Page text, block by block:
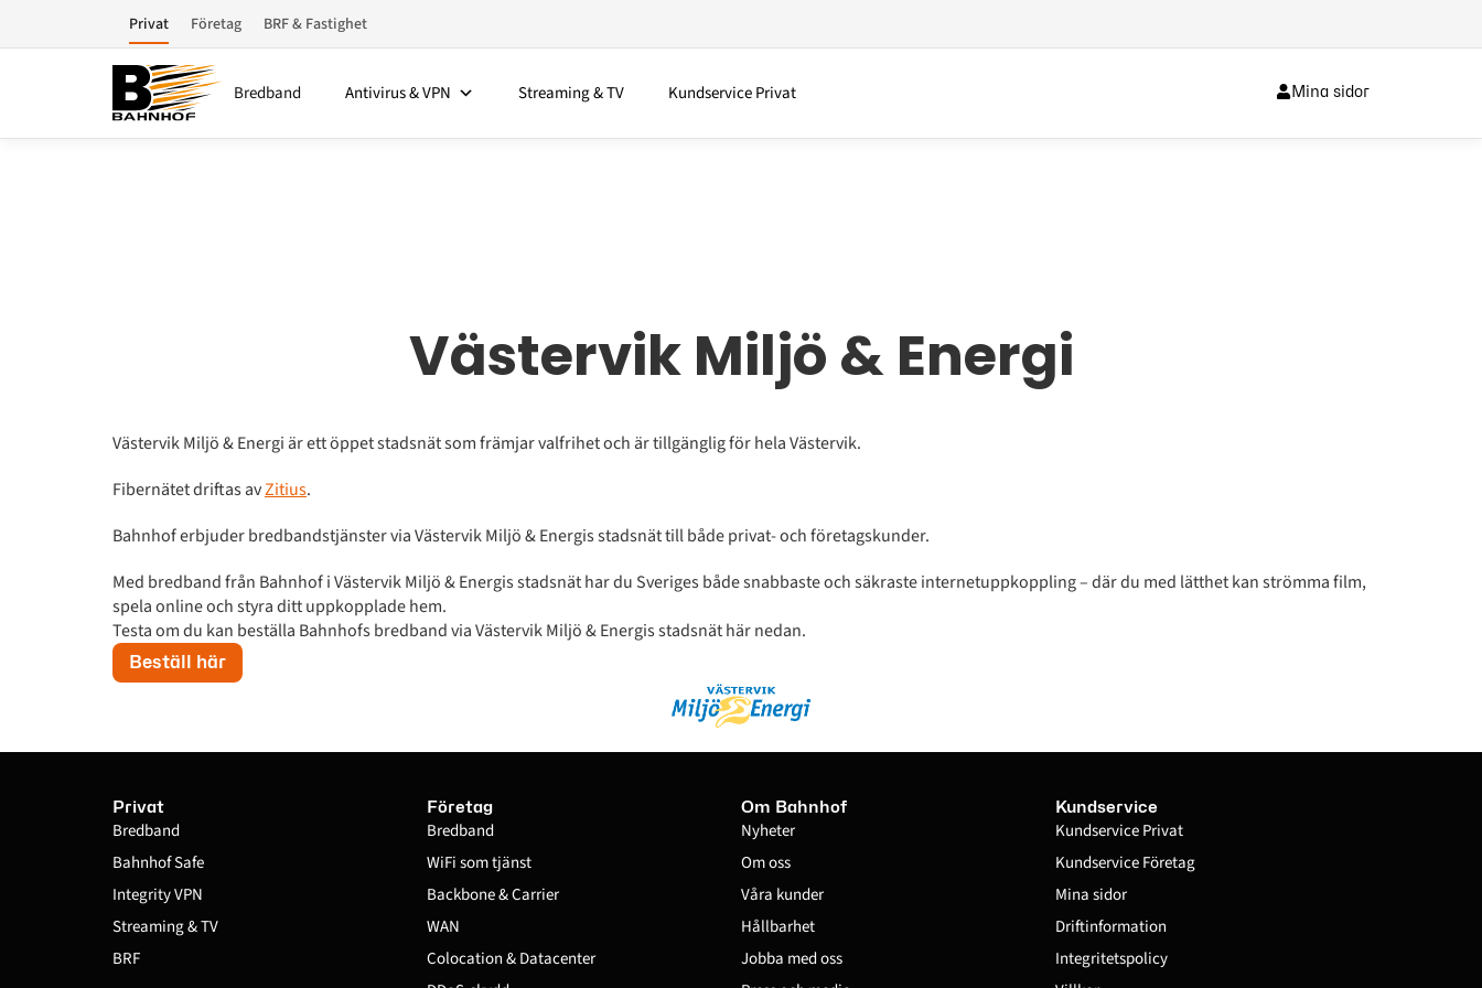
Privat Företag BRF & Fastighet
Bredband Antivirus & VPN Streaming & TV Kundservice Privat Mina sidor
Västervik Miljö & Energi
Västervik Miljö & Energi är ett öppet stadsnät som främjar valfrihet och är tillgänglig för hela Västervik.
Fibernätet driftas avZitius.
Bahnhof erbjuder bredbandstjänster via Västervik Miljö & Energis stadsnät till både privat- och företagskunder.
Med bredband från Bahnhof i Västervik Miljö & Energis stadsnät har du Sveriges både snabbaste och säkraste internetuppkoppling – där du med lätthet kan strömma film,
spela online och styra ditt uppkopplade hem.
Testa om du kan beställa Bahnhofs bredband via Västervik Miljö & Energis stadsnät här nedan.
Beställ här
Privat
Bredband
Bahnhof Safe
Integrity VPN
Streaming & TV
BRF
Företag
Bredband
WiFi som tjänst
Backbone & Carrier
WAN
Colocation & Datacenter
Om Bahnhof
Nyheter
Om oss
Våra kunder
Hållbarhet
Jobba med oss
Kundservice
Kundservice Privat
Kundservice Företag
Mina sidor
Driftinformation
Integritetspolicy